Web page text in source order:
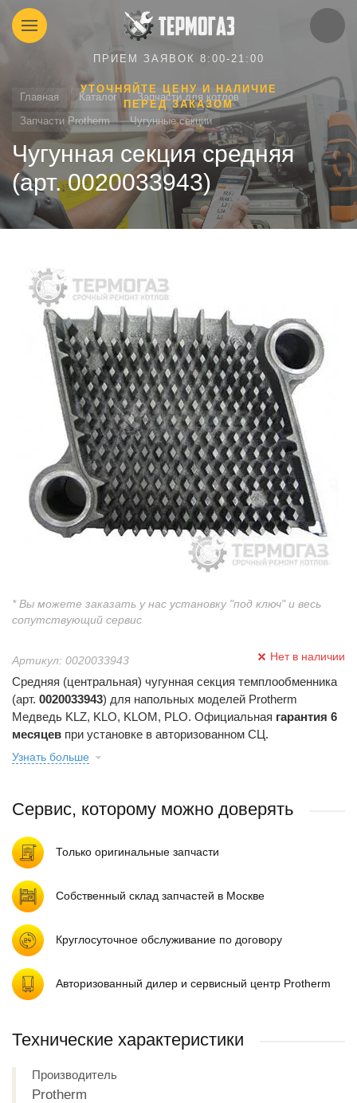
ПРИЕМ ЗАЯВОК 8:00-21:00
УТОЧНЯЙТЕ ЦЕНУ И НАЛИЧИЕ
ПЕРЕД ЗАКАЗОМ
Главная Каталог
Запчасти для котлов
Запчасти Protherm
Чугунные секции
Чугунная секция средняя
(арт. 0020033943)
Артикул: 0020033943 Нет в наличии
Средняя (центральная) чугунная секция темплообменника
(арт. 0020033943) для напольных моделей Protherm
Медведь KLZ, KLO, KLOM, PLO. Официальная гарантия 6
месяцев при установке в авторизованном СЦ.
Узнать больше
* Вы можете заказать у нас установку "под ключ" и весь
сопутствующий сервис
Сервис, которому можно доверять
Только оригинальные запчасти
Собственный склад запчастей в Москве
Круглосуточное обслуживание по договору
Авторизованный дилер и сервисный центр Protherm
Технические характеристики
Производитель
Protherm